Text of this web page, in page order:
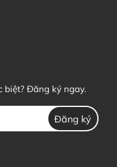
biệt? Đăng ký ngay.
Đăng ký